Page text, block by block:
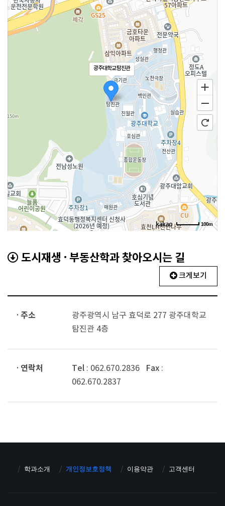
광주대학교 탐진관
100m
도시재생 · 부동산학과 찾아오시는 길
크게보기
· 주소
광주광역시 남구 효덕로 277 광주대학교
탐진관 4층
· 연락처 Tel : 062.670.2836 Fax :
062.670.2837
학과소개 개인정보호정책 이용약관 고객센터